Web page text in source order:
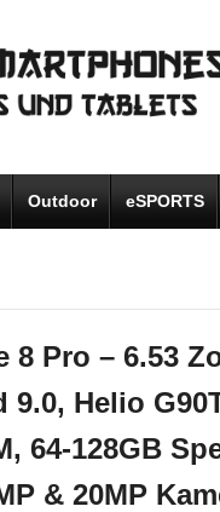
Outdoor eSPORTS
8 Pro – 6.53
Helio
64-128GB
& 20MP